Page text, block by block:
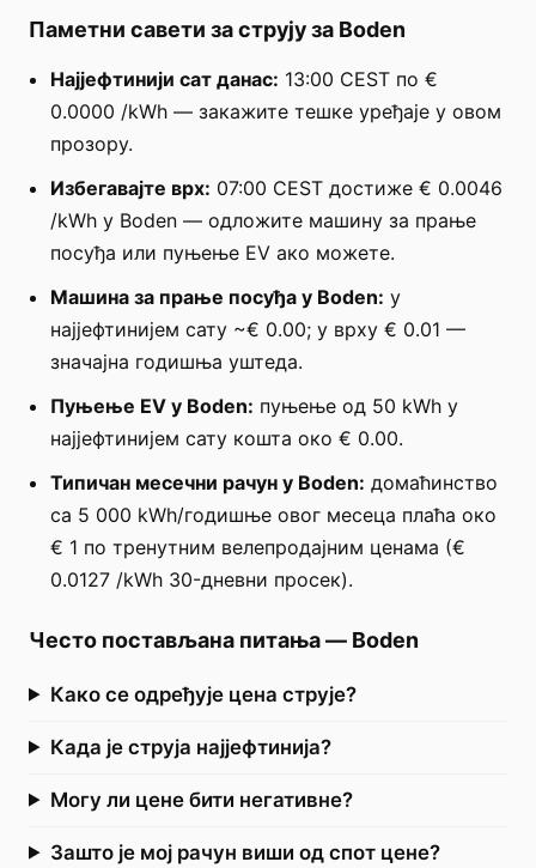
Паметни савети за струју за Boden
Најјефтинији сат данас: 13:00 CEST по €
0.0000 /kWh — закажите тешке уређаје у овом
прозору.
Избегавајте врх: 07:00 CEST достиже € 0.0046
/kWh у Boden — одложите машину за прање
посуђа или пуњење EV ако можете.
Машина за прање посуђа у Boden: у
најјефтинијем сату ~€ 0.00; у врху € 0.01 —
значајна годишња уштеда.
Пуњење EV у Boden: пуњење од 50 kWh у
најјефтинијем сату кошта око € 0.00.
Типичан месечни рачун у Boden: домаћинство
са 5 000 kWh/годишње овог месеца плаћа око
€ 1 по тренутним велепродајним ценама (€
0.0127 /kWh 30-дневни просек).
Често постављана питања— Boden
Како се одређује цена струје?
Када је струја најјефтинија?
Могу ли цене бити негативне?
Зашто је мој рачун виши од спот цене?